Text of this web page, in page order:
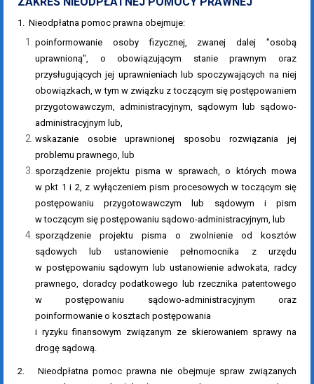
1. Nieodpłatna pomoc prawna obejmuje:
poinformowanie osoby fizycznej, zwanej dalej "osobą
uprawnioną", o obowiązującym stanie prawnym oraz
przysługujących jej uprawnieniach lub spoczywających na niej
obowiązkach, w tym w związku z toczącym się postępowaniem
przygotowawczym, administracyjnym, sądowym lub sądowo-
administracyjnym lub,
wskazanie osobie uprawnionej sposobu rozwiązania jej
problemu prawnego, lub
sporządzenie projektu pisma w sprawach, o których mowa
w pkt 1 i 2, z wyłączeniem pism procesowych w toczącym się
postępowaniu przygotowawczym lub sądowym i pism
w toczącym się postępowaniu sądowo-administracyjnym, lub
sporządzenie projektu pisma o zwolnienie od kosztów
sądowych lub ustanowienie pełnomocnika z urzędu
w postępowaniu sądowym lub ustanowienie adwokata, radcy
prawnego, doradcy podatkowego lub rzecznika patentowego
w postępowaniu sądowo-administracyjnym oraz
poinformowanie o kosztach postępowania
i ryzyku finansowym związanym ze skierowaniem sprawy na
drogę sądową.
2. Nieodpłatna pomoc prawna nie obejmuje spraw związanych